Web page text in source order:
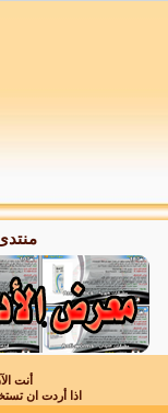
أنت
اذا أردت ان